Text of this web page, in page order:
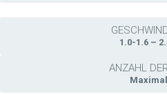
1.0-1.6 –
ANZAHL